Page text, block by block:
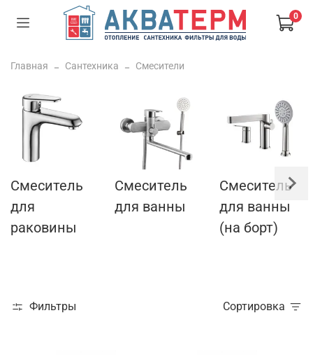
0
Главная Сантехника Смесители
Смеситель
для
раковины
Смеситель
для ванны
Смеситель
для ванны
(на борт)
Фильтры Сортировка